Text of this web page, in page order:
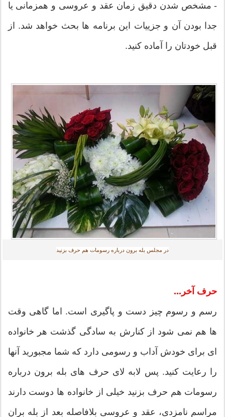
- مشخص شدن دقیق زمان عقد و عروسی و همزمانی یا
جدا بودن آن و جزییات این برنامه ها بحث خواهد شد. از
قبل خودتان را آماده کنید.
در مجلس بله برون درباره رسومات هم حرف بزنید
حرف آخر...
رسم و رسوم چیز دست و پاگیری است. اما گاهی وقت
ها هم نمی شود از کنارش به سادگی گذشت هر خانواده
ای برای خودش آداب و رسومی دارد که شما مجبورید آنها
را رعایت کنید. پس لابه لای حرف های بله برون درباره
رسومات هم حرف بزنید خیلی از خانواده ها دوست دارند
مراسم نامزدی، عقد و عروسی بلافاصله بعد از بله بران